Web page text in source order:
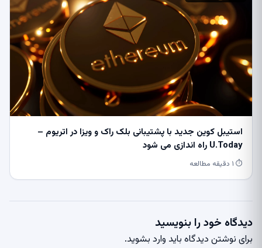
استیبل کوین جدید با پشتیبانی بلک راک و ویزا در اتریوم –
U.Today راه اندازی می شود
⏱ ۱ دقیقه مطالعه
دیدگاه خود را بنویسید
برای نوشتن دیدگاه باید وارد بشوید.